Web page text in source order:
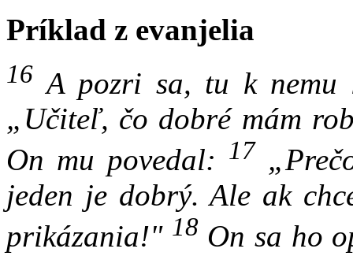
Príklad z evanjelia
16 A pozri sa, tu k
„Učiteľ, čo dobré mám
On mu povedal:
17
jeden je dobrý. Ale ak
prikázania!" 18 On sa ho